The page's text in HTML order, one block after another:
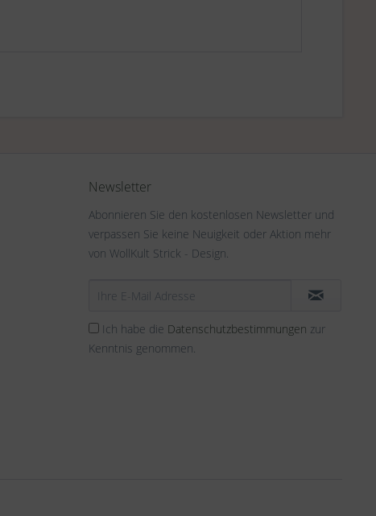
Newsletter
Abonnieren Sie den kostenlosen Newsletter und
verpassen Sie keine Neuigkeit oder Aktion mehr
von WollKult Strick - Design.
Ich habe die Datenschutzbestimmungen zur
Kenntnis genommen.